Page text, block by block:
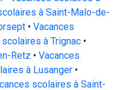
à Saint-Malo-de-
• Vacances
à Trignac •
Retz • Vacances
à Lusanger •
scolaires à Saint-